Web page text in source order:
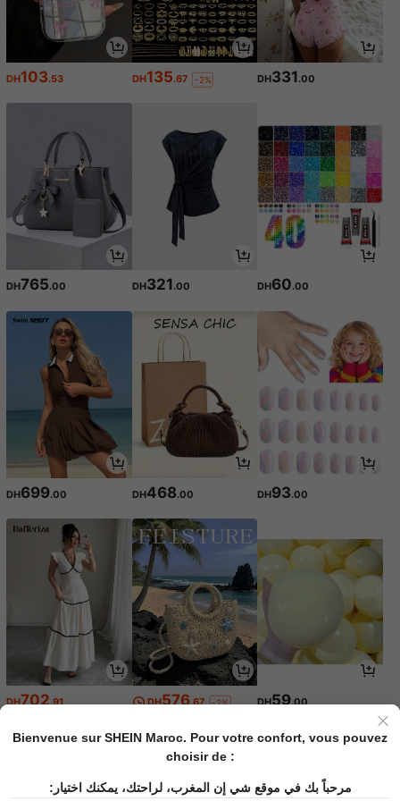
DH103.53 DH135.67 -2% DH331 .00
DH765.00 DH321 .00 DH60.00
DH699.00 DH468.00 DH93.00
DH702.91 DH576.67 -2% DH59.00
Bienvenue sur SHEIN Maroc. Pour votre confort, vous pouvez
choisir de :
مرحباً بك في موقع شي إن المغرب، لراحتك، يمكنك اختيار: